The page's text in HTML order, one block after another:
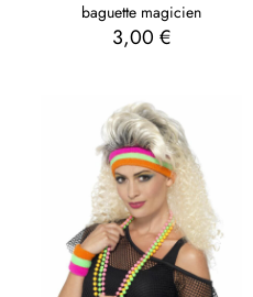
baguette magicien
3,00 €